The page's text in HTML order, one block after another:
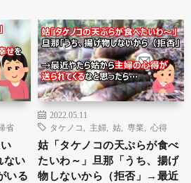
省
ない
いる
2022.05.11
タケノコ
主婦 姑 専業 心得
姑「タケノコの天ぷらが食べ
たいわ～」旦那「うち、揚げ
物しないから（拒否」→最近